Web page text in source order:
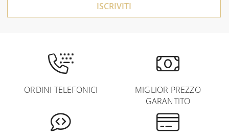
ISCRIVITI
ORDINI TELEFONICI
MIGLIOR PREZZO
GARANTITO